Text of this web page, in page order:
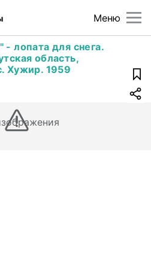
Меню
лопата для снега.
область,
Хужир. 1959